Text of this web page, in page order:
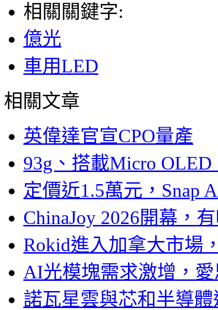
相關關鍵字:
億光
車用LED
相關文章
英偉達官宣CPO量產
93g、搭載Micro
定價近1.5萬元，Snap
ChinaJoy 2026開幕，
Rokid進入加拿大市場
AI光模塊需求激增，
諾瓦星雲與芯和半導